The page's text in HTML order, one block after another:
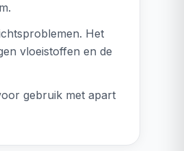
Het
vloeistoffen en de
gebruik met apart